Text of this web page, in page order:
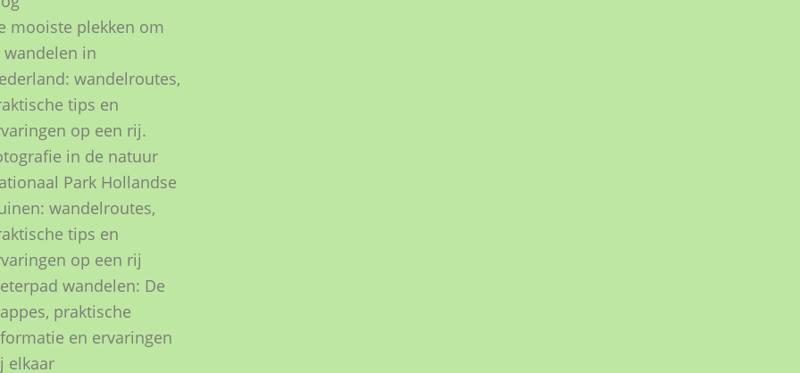
mooiste plekken om
wandelen in
wandelroutes,
tips en
op een rij.
in de natuur
Park Hollandse
wandelroutes,
tips en
op een rij
wandelen: De
praktische
en ervaringen
elkaar